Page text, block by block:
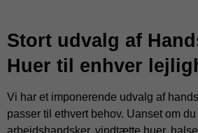
Stort udvalg af
Huer til enhver
Vi har et imponerende udvalg af
passer til ethvert behov. Uanset om
arbejdshandsker, vindtætte huer,